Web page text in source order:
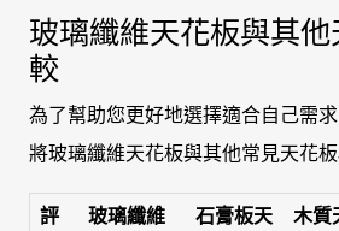
玻璃纖維天花板與其
較
為了幫助您更好地選擇適合自己需
將玻璃纖維天花板與其他常見天花板
評
玻璃纖維
石膏板天
木質